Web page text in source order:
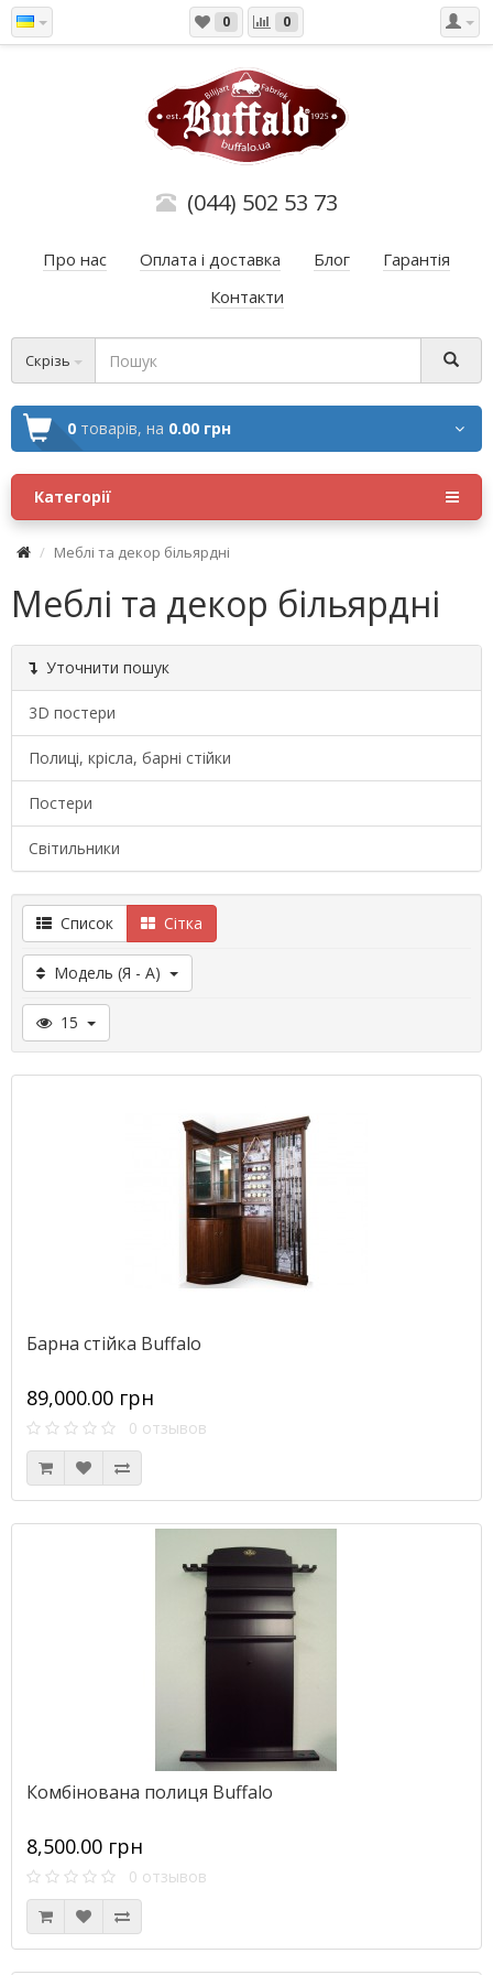
0 0
(044) 502 53 73
Про нас Оплата і доставка Блог
Гарантія
Контакти
Скрізь
0 товарів, на 0.00 грн
Категорії
Меблі та декор більярдні
Меблі та декор більярдні
Уточнити пошук
3D постери
Полиці, крісла, барні стійки
Постери
Світильники
Список Сітка
Модель (Я - A)
15
Барна стійка Buffalo
89,000.00 грн
0 отзывов
Комбінована полиця Buffalo
8,500.00 грн
0 отзывов